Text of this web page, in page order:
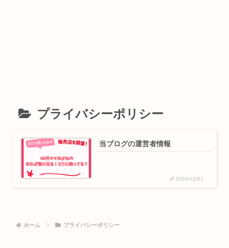
プライバシーポリシー
当ブログの運営者情報
2024/12/21
ホーム プライバシーポリシー